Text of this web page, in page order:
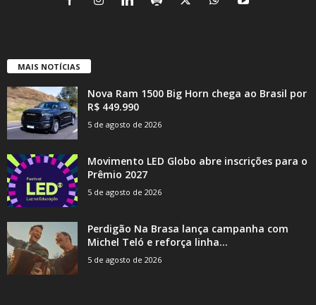
MAIS NOTÍCIAS
Nova Ram 1500 Big Horn chega ao Brasil por
R$ 449.990
5 de agosto de 2026
Movimento LED Globo abre inscrições para o
Prêmio 2027
5 de agosto de 2026
Perdigão Na Brasa lança campanha com
Michel Teló e reforça linha...
5 de agosto de 2026